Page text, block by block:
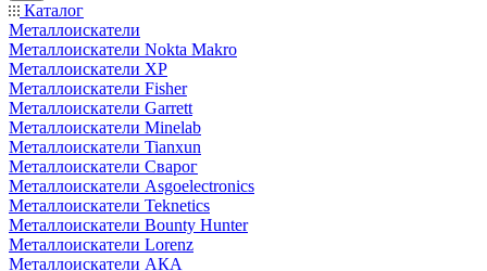
Каталог
Металлоискатели
Металлоискатели Nokta Makro
Металлоискатели XP
Металлоискатели Fisher
Металлоискатели Garrett
Металлоискатели Minelab
Металлоискатели Tianxun
Металлоискатели Сварог
Металлоискатели Asgoelectronics
Металлоискатели Teknetics
Металлоискатели Bounty Hunter
Металлоискатели Lorenz
Металлоискатели АКА